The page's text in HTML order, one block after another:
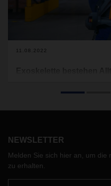
11.08.2022
Unternehmens German
Einsatz kommen.
NEWSLETTER
Melden Sie sich hier an, um die
zu erhalten.